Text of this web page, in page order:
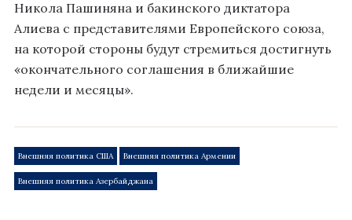
Никола Пашиняна и бакинского диктатора
Алиева с представителями Европейского союза,
на которой стороны будут стремиться достигнуть
«окончательного соглашения в ближайшие
недели и месяцы».
Внешняя политика США Внешняя политика Армении
Внешняя политика Азербайджана